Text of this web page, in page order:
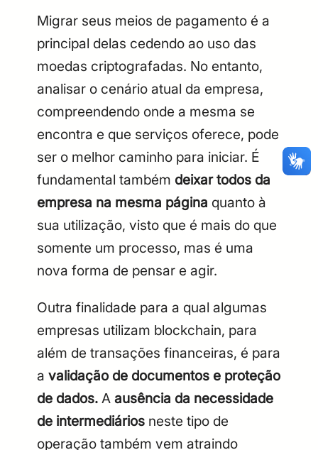
CPF Email
Digite sua senha
Confirme a senha
CPF
Email
Digite sua senha Confirme a senha
Migrar seus meios de pagamento é a
principal delas cedendo ao uso das
moedas criptografadas. No entanto,
analisar o cenário atual da empresa,
compreendendo onde a mesma se
encontra e que serviços oferece, pode
ser o melhor caminho para iniciar. É
fundamental também deixar todos da
empresa na mesma página quanto à
sua utilização, visto que é mais do que
somente um processo, mas é uma
nova forma de pensar e agir.
Outra finalidade para a qual algumas
empresas utilizam blockchain, para
além de transações financeiras, é para
a validação de documentos e proteção
de dados. A ausência da necessidade
de intermediários neste tipo de
operação também vem atraindo